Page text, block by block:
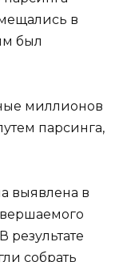
в
был
выявлена в
собрать